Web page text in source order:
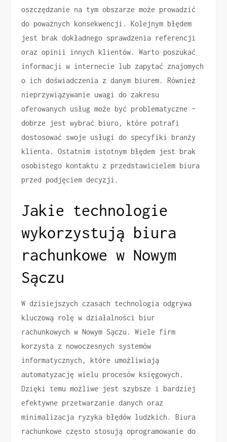
oszczędzanie na tym obszarze może prowadzić
do poważnych konsekwencji. Kolejnym błędem
jest brak dokładnego sprawdzenia referencji
oraz opinii innych klientów. Warto poszukać
informacji w internecie lub zapytać znajomych
o ich doświadczenia z danym biurem. Również
nieprzywiązywanie uwagi do zakresu
oferowanych usług może być problematyczne –
dobrze jest wybrać biuro, które potrafi
dostosować swoje usługi do specyfiki branży
klienta. Ostatnim istotnym błędem jest brak
osobistego kontaktu z przedstawicielem biura
przed podjęciem decyzji.
Jakie technologie
wykorzystują biura
rachunkowe w Nowym
Sączu
W dzisiejszych czasach technologia odgrywa
kluczową rolę w działalności biur
rachunkowych w Nowym Sączu. Wiele firm
korzysta z nowoczesnych systemów
informatycznych, które umożliwiają
automatyzację wielu procesów księgowych.
Dzięki temu możliwe jest szybsze i bardziej
efektywne przetwarzanie danych oraz
minimalizacja ryzyka błędów ludzkich. Biura
rachunkowe często stosują oprogramowanie do